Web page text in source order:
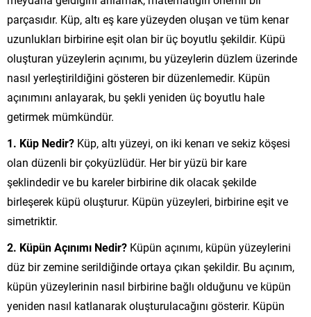
parçasıdır. Küp, altı eş kare yüzeyden oluşan ve tüm kenar
uzunlukları birbirine eşit olan bir üç boyutlu şekildir. Küpü
oluşturan yüzeylerin açınımı, bu yüzeylerin düzlem üzerinde
nasıl yerleştirildiğini gösteren bir düzenlemedir. Küpün
açınımını anlayarak, bu şekli yeniden üç boyutlu hale
getirmek mümkündür.
1. Küp Nedir? Küp, altı yüzeyi, on iki kenarı ve sekiz köşesi
olan düzenli bir çokyüzlüdür. Her bir yüzü bir kare
şeklindedir ve bu kareler birbirine dik olacak şekilde
birleşerek küpü oluşturur. Küpün yüzeyleri, birbirine eşit ve
simetriktir.
2. Küpün Açınımı Nedir? Küpün açınımı, küpün yüzeylerini
düz bir zemine serildiğinde ortaya çıkan şekildir. Bu açınım,
küpün yüzeylerinin nasıl birbirine bağlı olduğunu ve küpün
yeniden nasıl katlanarak oluşturulacağını gösterir. Küpün